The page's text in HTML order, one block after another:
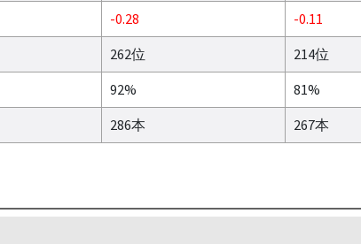
-0.28 -0.11
262位 214位
92% 81%
286本 267本